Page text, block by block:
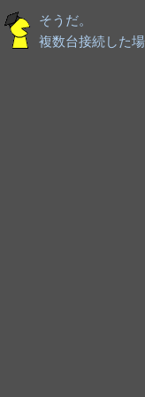
そうだ。
複数台接続した